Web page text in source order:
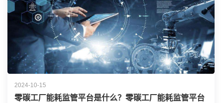
2024-10-15
零碳工厂能耗监管平台是什么？零碳工厂能耗监管平台